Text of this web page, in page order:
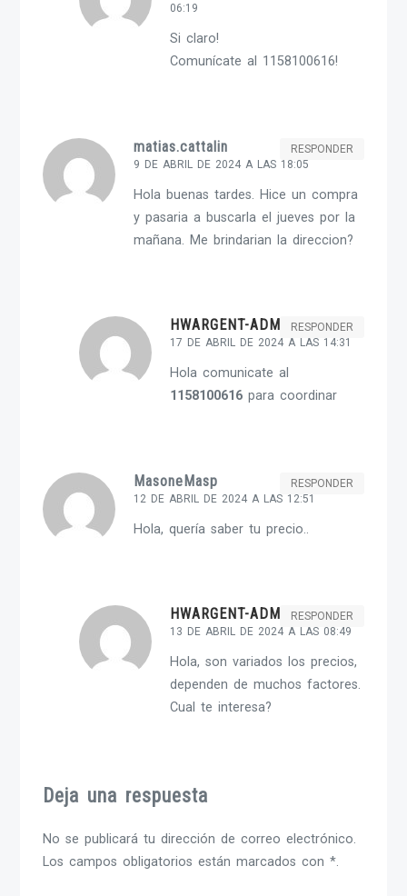
06:19
Si claro!
Comunícate al 1158100616!
matias.cattalin
9 DE ABRIL DE 2024 A LAS 18:05
RESPONDER
Hola buenas tardes. Hice un compra
y pasaria a buscarla el jueves por la
mañana. Me brindarian la direccion?
HWARGENT-ADMIN
17 DE ABRIL DE 2024 A LAS 14:31
RESPONDER
Hola comunicate al
1158100616para coordinar
MasoneMasp
12 DE ABRIL DE 2024 A LAS 12:51
RESPONDER
Hola, quería saber tu precio..
HWARGENT-ADMIN
13 DE ABRIL DE 2024 A LAS 08:49
RESPONDER
Hola, son variados los precios,
dependen de muchos factores.
Cual te interesa?
Deja una respuesta
No se publicará tu dirección de correo electrónico.
Los campos obligatorios están marcados con *.